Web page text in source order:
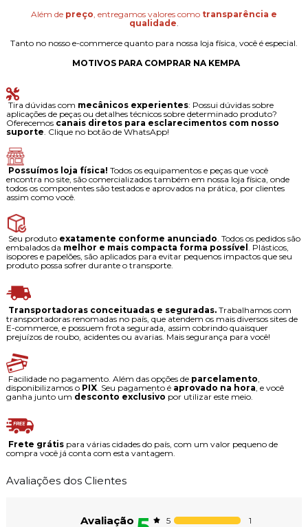
Além de preço , entregamos valores como transparência e
qualidade
Tanto no nosso e-commerce quanto para nossa loja física, você é especial.
MOTIVOS PARA COMPRAR NA KEMPA
Tira dúvidas com mecânicos experientes: Possui dúvidas sobre
aplicações de peças ou detalhes técnicos sobre determinado produto?
Oferecemos canais diretos para esclarecimentos com nosso
suporte . Clique no botão de WhatsApp!
Possuímos loja física! Todos os equipamentos e peças que você
encontra no site, são comercializados também em nossa loja física, onde
todos os componentes são testados e aprovados na prática, por clientes
assim como você.
Seu produto exatamente conforme anunciado . Todos os pedidos são
embalados da melhor e mais compacta forma possível . Plásticos,
isopores e papelões, são aplicados para evitar pequenos impactos que seu
produto possa sofrer durante o transporte.
Transportadoras conceituadas e seguradas.Trabalhamos com
transportadoras renomadas no país, que atendem os mais diversos sites de
E-commerce, e possuem frota segurada, assim cobrindo quaisquer
prejuízos de roubo, acidentes ou avarias. Mais segurança para você!
Facilidade no pagamento. Além das opções de parcelamento
disponibilizamos o PIX. Seu pagamento é aprovado na hora , e você
ganha junto um desconto exclusivo por utilizar este meio.
Frete grátispara várias cidades do país, com um valor pequeno de
compra você já conta com esta vantagem.
Avaliações dos Clientes
Avaliação
5
1